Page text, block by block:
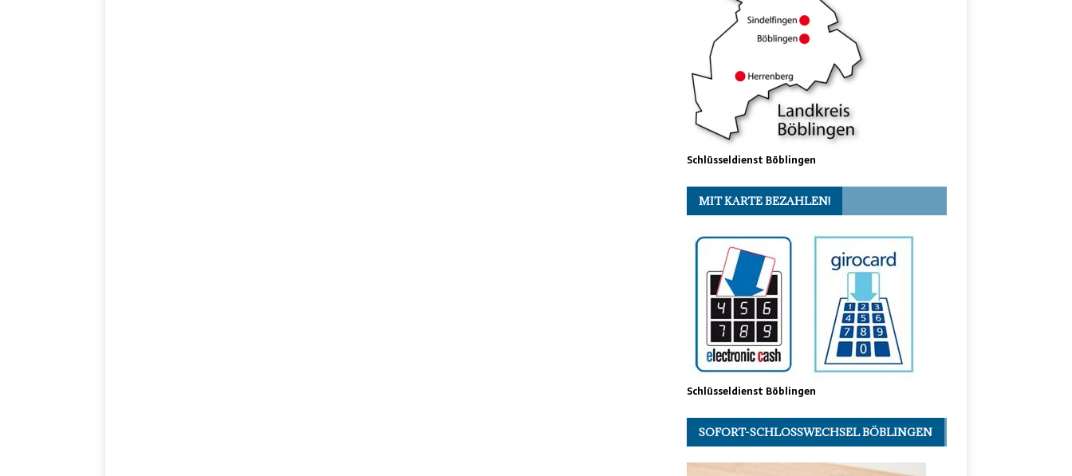
Schlüsseldienst Böblingen
MIT KARTE BEZAHLEN!
Schlüsseldienst Böblingen
SOFORT-SCHLOSSWECHSEL BÖBLINGEN